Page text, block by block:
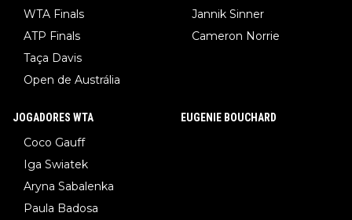
WTA Finals
ATP Finals
Taça Davis
Open de Austrália
Jannik Sinner
Cameron Norrie
JOGADORES WTA
Coco Gauff
Iga Swiatek
Aryna Sabalenka
Paula Badosa
EUGENIE BOUCHARD